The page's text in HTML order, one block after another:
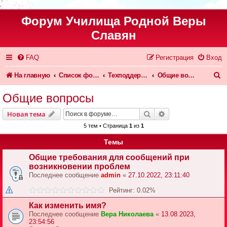
Форум Училища Родной Веры
Славян
FAQ Вход
Регистрация
На главную Список форумов Техподдержка форума и сайта Общие вопросы
к
Общие вопросы
Новая тема Поиск
5 тем • Страница 1из 1
Темы
Общие требования для сообщений при
возникновении проблем
Последнее сообщение admin « 27.10.2022, 23:11:40
Рейтинг: 0.02%
Как изменить имя?
Последнее сообщение Вера Николаева « 13.08.2023,
23:54:56